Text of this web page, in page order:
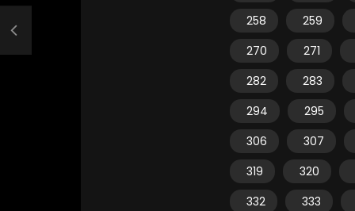
258
259
270
271
282
283
294
295
306
307
319
320
332
333